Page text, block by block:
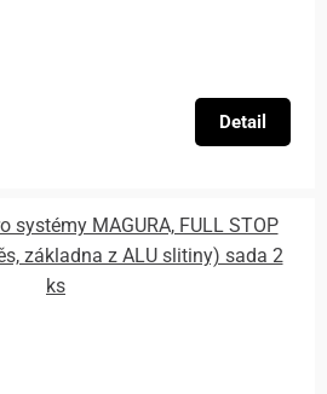
Detail
systémy MAGURA, FULL STOP
základna z ALU slitiny) sada 2
ks